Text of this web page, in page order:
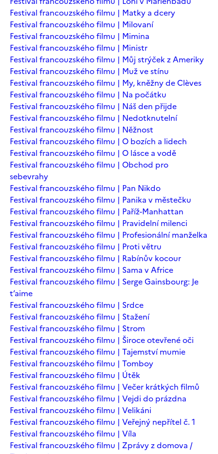
Festival francouzského filmu | Matky a dcery
Festival francouzského filmu | Milovaní
Festival francouzského filmu | Mimina
Festival francouzského filmu | Ministr
Festival francouzského filmu | Můj strýček z Ameriky
Festival francouzského filmu | Muž ve stínu
Festival francouzského filmu | My, kněžny de Clèves
Festival francouzského filmu | Na počátku
Festival francouzského filmu | Náš den přijde
Festival francouzského filmu | Nedotknutelní
Festival francouzského filmu | Něžnost
Festival francouzského filmu | O bozích a lidech
Festival francouzského filmu | O lásce a vodě
Festival francouzského filmu | Obchod pro
sebevrahy
Festival francouzského filmu | Pan Nikdo
Festival francouzského filmu | Panika v městečku
Festival francouzského filmu | Paříž-Manhattan
Festival francouzského filmu | Pravidelní milenci
Festival francouzského filmu | Profesionální manželka
Festival francouzského filmu | Proti větru
Festival francouzského filmu | Rabínův kocour
Festival francouzského filmu | Sama v Africe
Festival francouzského filmu | Serge Gainsbourg: Je
t’aime
Festival francouzského filmu | Srdce
Festival francouzského filmu | Stažení
Festival francouzského filmu | Strom
Festival francouzského filmu | Široce otevřené oči
Festival francouzského filmu | Tajemství mumie
Festival francouzského filmu | Tomboy
Festival francouzského filmu | Útěk
Festival francouzského filmu | Večer krátkých filmů
Festival francouzského filmu | Vejdi do prázdna
Festival francouzského filmu | Velikáni
Festival francouzského filmu | Veřejný nepřítel č. 1
Festival francouzského filmu | Víla
Festival francouzského filmu | Zprávy z domova /